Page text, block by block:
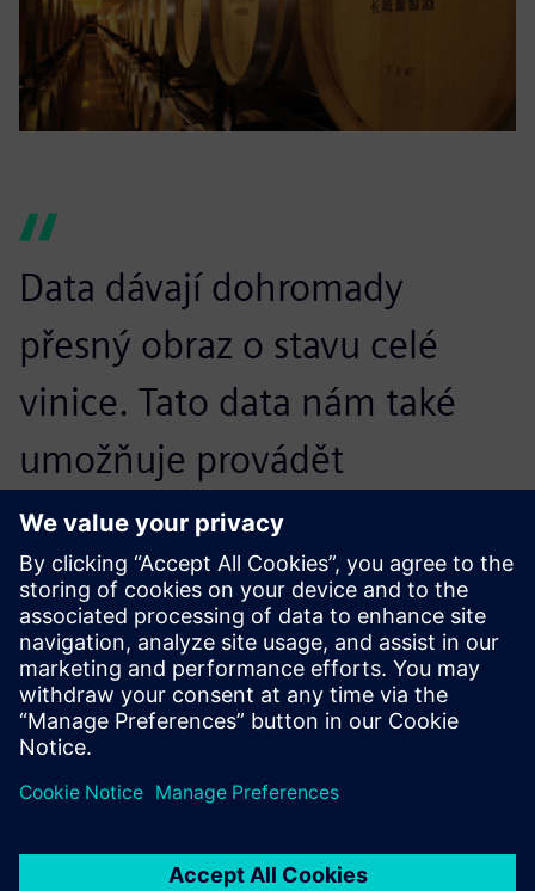
Data dávají dohromady
přesný obraz o stavu celé
vinice. Tato data nám také
umožňuje provádět
informovaná rozhodnutí o
tom, jak zacházet s víny
vzhledem ke změnám počasí
a problémům s hmyzem. Díky
datům tak můžeme
vypěstovat lepší hrozny, aniž
bychom se museli spoléhat